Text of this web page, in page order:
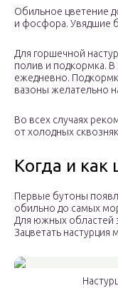
Обильное цветение
и фосфора. Увядшие
Для горшечной
полив и подкормка.
ежедневно.
вазоны желательно
Во всех случаях
от холодных
Когда и как
Первые бутоны
обильно до самых
Для южных областей
Зацветать